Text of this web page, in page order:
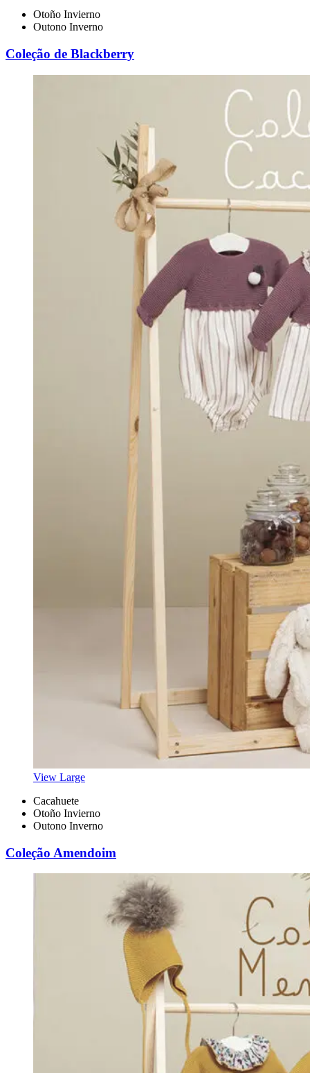
Otoño Invierno
Outono Inverno
Coleção de Blackberry
View Large
Cacahuete
Otoño Invierno
Outono Inverno
Coleção Amendoim